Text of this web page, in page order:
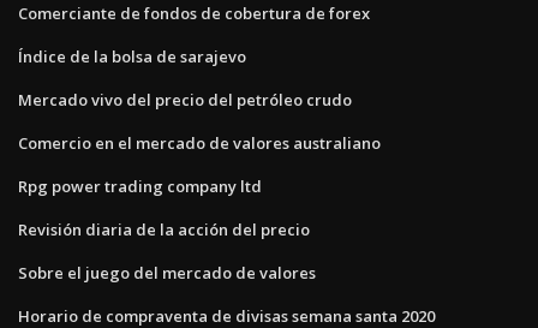
Comerciante de fondos de cobertura de forex
Índice de la bolsa de sarajevo
Mercado vivo del precio del petróleo crudo
Comercio en el mercado de valores australiano
Rpg power trading company ltd
Revisión diaria de la acción del precio
Sobre el juego del mercado de valores
Horario de compraventa de divisas semana santa 2020